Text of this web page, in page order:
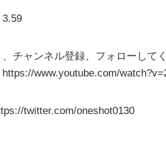
チャンネル登録、フォローして
www.youtube.com/
twitter.com/oneshot0130